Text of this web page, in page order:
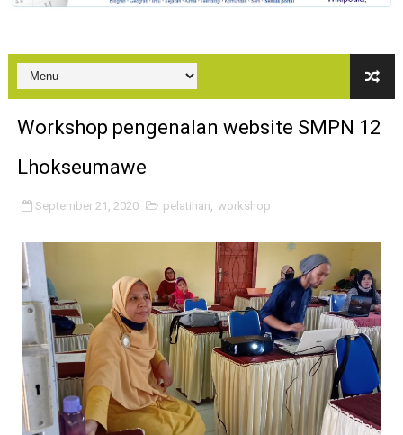
Bazaar di SMKN 2 Lhokseumawe
PenDulas 1 Membahana
Kegiatan Proyek Penguatan Profil Pelajar Pancasila
Lomba Tingkat Pramuka Penggalang
BPBD di SMPN 12 Lhokseumawe
Kapolsek Banda Sakti di SMPN 12 Lhokseumawe
Karya Wisata ke Suzuya
Sosialisasi dan Kolaborasi
Workshop pengenalan website SMPN 12
Lhokseumawe
September 21, 2020 pelatihan workshop